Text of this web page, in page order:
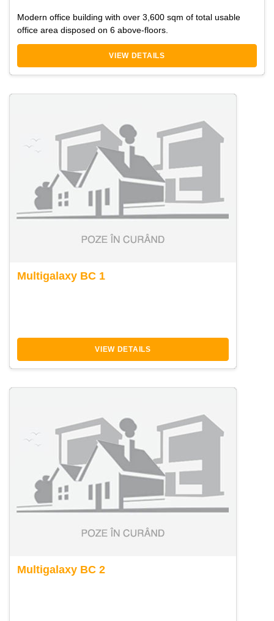
Modern office building with over 3,600 sqm of total usable
office area disposed on 6 above-floors.
VIEW DETAILS
Multigalaxy BC 1
VIEW DETAILS
Multigalaxy BC 2